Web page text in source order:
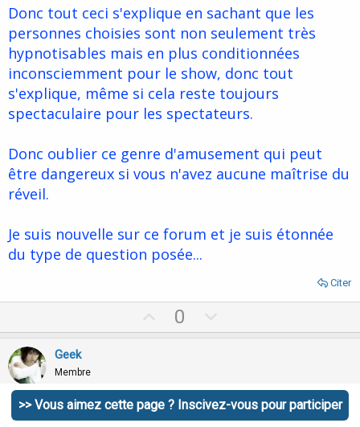
Donc tout ceci s'explique en sachant que les
personnes choisies sont non seulement très
hypnotisables mais en plus conditionnées
inconsciemment pour le show, donc tout
s'explique, même si cela reste toujours
spectaculaire pour les spectateurs.
Donc oublier ce genre d'amusement qui peut
être dangereux si vous n'avez aucune maîtrise du
réveil.
Je suis nouvelle sur ce forum et je suis étonnée
du type de question posée...
Citer
p
t
e
0
o
v
o
Geek
Membre
22 Avril 2009 #17
>> Vous aimez cette page ? Inscivez-vous pour participer